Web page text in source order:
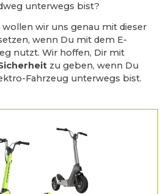
unterwegs bist?
wir uns genau mit dieser
wenn Du mit dem E-
nutzt. Wir hoffen, Dir mit
zu geben, wenn Du
Fahrzeug unterwegs bist.